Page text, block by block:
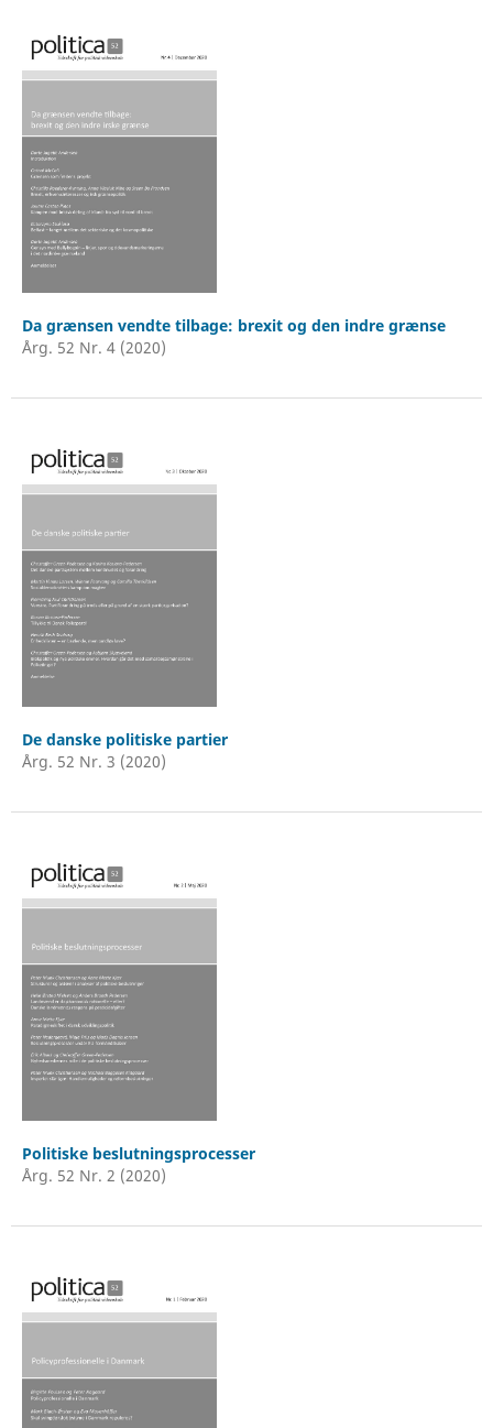
Da grænsen vendte tilbage: brexit og den indre grænse
Årg. 52 Nr. 4 (2020)
De danske politiske partier
Årg. 52 Nr. 3 (2020)
Politiske beslutningsprocesser
Årg. 52 Nr. 2 (2020)